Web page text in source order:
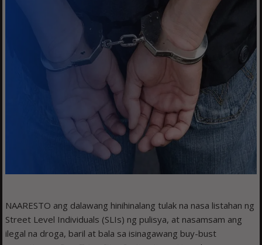
NAARESTO ang dalawang hinihinalang tulak na nasa listahan ng
Street Level Individuals (SLIs) ng pulisya, at nasamsam ang
ilegal na droga, baril at bala sa isinagawang buy-bust